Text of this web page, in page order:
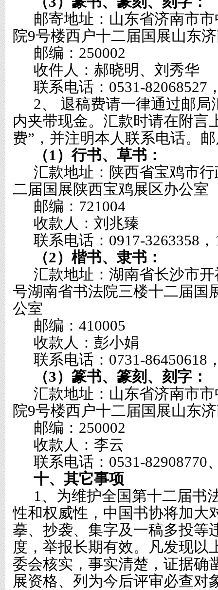
邮寄地址：山东省济南市
院9号楼西户十二届国展山东
邮编： 250002
收件人：郝晓明、刘秀华
联系电话： 0531-82068527
2、 退稿费请一律通过邮局
内夹带现金。汇款时请在附言
费”，并注明本人联系电话。
（1）行书、草书：
汇款地址：陕西省宝鸡市
二届国展陕西宝鸡展区办公室
邮编： 721004
收款人：刘兆臻
联系电话： 0917-3263358 ，
（2）楷书、隶书：
汇款地址：湖南省长沙市
号湖南省书法院三楼十二届国
公室
邮编： 410005
收款人：彭小娟
联系电话： 0731-86450618
（3）篆书、篆刻、刻字：
汇款地址：山东省济南市
院9号楼西户十二届国展山东
邮编： 250002
收款人：李云
联系电话： 0531-82908770
十、其它事项
1 、为维护全国第十二届书
性和权威性，中国书协将加大
摹、抄袭、集字及一稿多投等
度，举报长期有效。凡发现以
委会核实，事实清楚，证据确
展资格、列为今后评审必查对